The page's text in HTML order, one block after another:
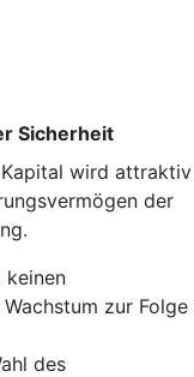
Sicherheit
Kapital wird attraktiv
der
keinen
zur Folge
des